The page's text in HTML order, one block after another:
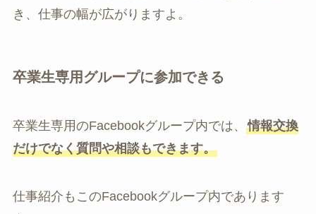
き、仕事の幅が広がりますよ。
卒業生専用グループに参加できる
卒業生専用のFacebookグループ内では、 情報交換
だけでなく質問や相談もできます。
仕事紹介もこのFacebookグループ内であります